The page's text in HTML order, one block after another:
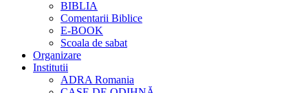
BIBLIA
Comentarii Biblice
E-BOOK
Scoala de sabat
Organizare
Institutii
ADRA Romania